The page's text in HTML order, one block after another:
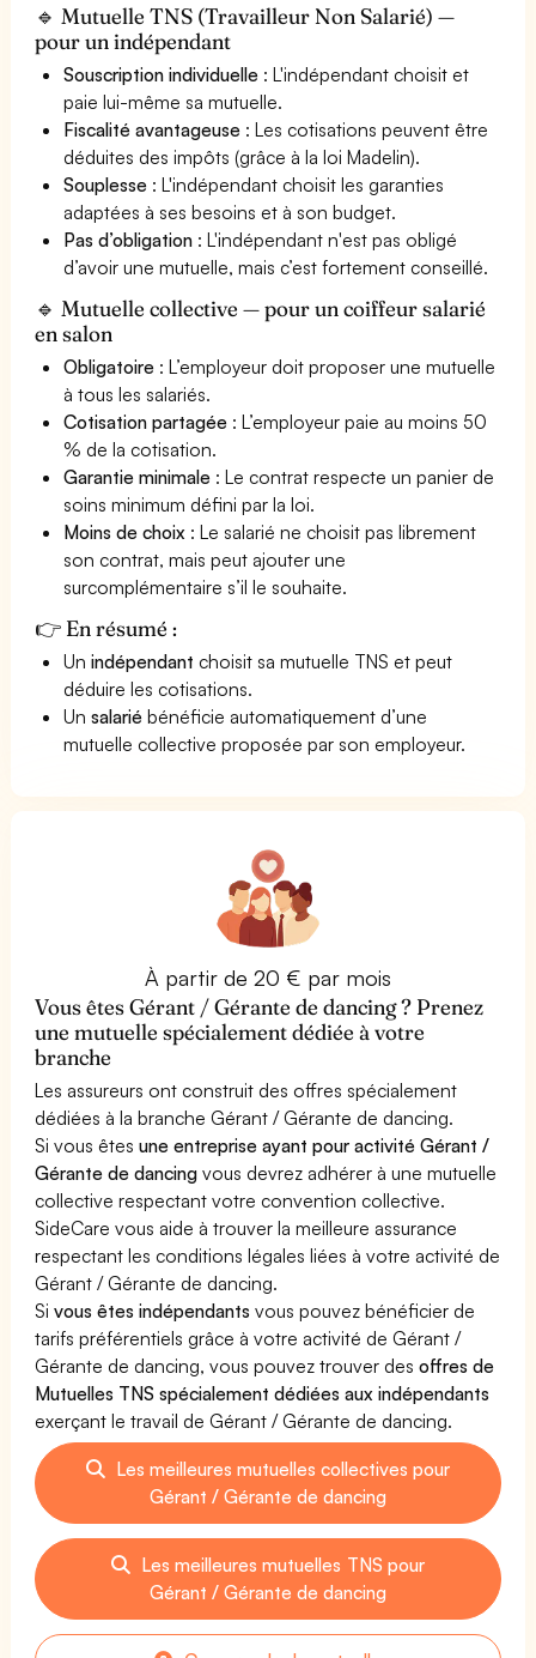
🔹 Mutuelle TNS (Travailleur Non Salarié) —
pour un indépendant
Souscription individuelle : L'indépendant choisit et
paie lui-même sa mutuelle.
Fiscalité avantageuse : Les cotisations peuvent être
déduites des impôts (grâce à la loi Madelin).
Souplesse : L'indépendant choisit les garanties
adaptées à ses besoins et à son budget.
Pas d’obligation : L'indépendant n'est pas obligé
d’avoir une mutuelle, mais c’est fortement conseillé.
🔹 Mutuelle collective — pour un coiffeur salarié
en salon
Obligatoire : L’employeur doit proposer une mutuelle
à tous les salariés.
Cotisation partagée : L’employeur paie au moins 50
% de la cotisation.
Garantie minimale : Le contrat respecte un panier de
soins minimum défini par la loi.
Moins de choix : Le salarié ne choisit pas librement
son contrat, mais peut ajouter une
surcomplémentaire s’il le souhaite.
👉 En résumé :
Unindépendant choisit sa mutuelle TNS et peut
déduire les cotisations.
Unsalarié bénéficie automatiquement d’une
mutuelle collective proposée par son employeur.
À partir de 20 € par mois
Vous êtes Gérant / Gérante de dancing ? Prenez
une mutuelle spécialement dédiée à votre
branche
Les assureurs ont construit des offres spécialement
dédiées à la branche Gérant / Gérante de dancing.
Si vous êtesune entreprise ayant pour activité Gérant /
Gérante de dancing vous devrez adhérer à une mutuelle
collective respectant votre convention collective.
SideCare vous aide à trouver la meilleure assurance
respectant les conditions légales liées à votre activité de
Gérant / Gérante de dancing.
Sivous êtes indépendants vous pouvez bénéficier de
tarifs préférentiels grâce à votre activité de Gérant /
Gérante de dancing, vous pouvez trouver desoffres de
Mutuelles TNS spécialement dédiées aux indépendants
exerçant le travail de Gérant / Gérante de dancing.
Les meilleures mutuelles collectives pour
Gérant / Gérante de dancing
Les meilleures mutuelles TNS pour
Gérant / Gérante de dancing